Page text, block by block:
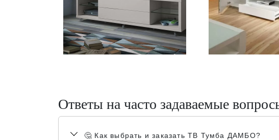
Ответы на часто задаваемые
🤔 Как выбрать и заказать ТВ Тумба ДАМБО?